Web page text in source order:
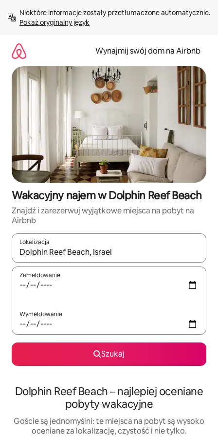
treści Pokaż oryginalny język
Wynajmij swój dom na Airbnb
Wakacyjny najem w Dolphin Reef Beach
Znajdź i zarezerwuj wyjątkowe miejsca na pobyt na
Airbnb
Lokalizacja
Gdy wyniki będą dostępne, możesz poruszać się po nich za
Zameldowanie
Wymeldowanie
Szukaj
Dolphin Reef Beach – najlepiej oceniane
pobyty wakacyjne
Goście są jednomyślni: te miejsca na pobyt są wysoko
oceniane za lokalizację, czystość i nie tylko.